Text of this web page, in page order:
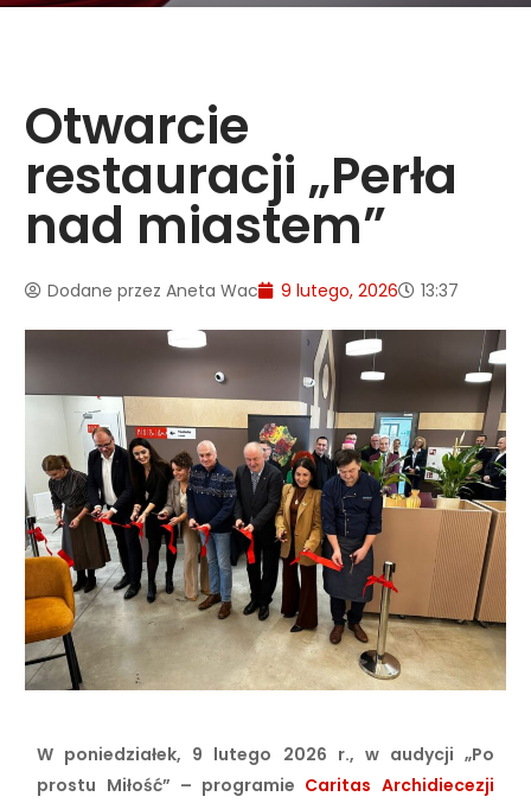
Otwarcie
restauracji „Perła
nad miastem”
Dodane przez Aneta Wac 9 lutego, 2026 13:37
W poniedziałek, 9 lutego 2026 r., w audycji „Po
prostu Miłość” – programie Caritas Archidiecezji